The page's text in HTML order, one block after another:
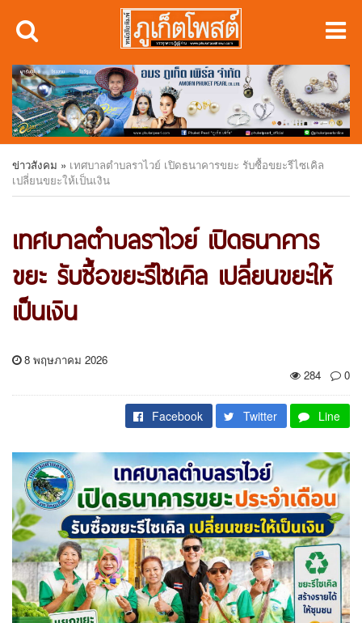
ข่าวสังคม » เทศบาลตำบลราไวย์ เปิดธนาคารขยะ รับซื้อขยะรีไซเคิล
เปลี่ยนขยะให้เป็นเงิน
เทศบาลตำบลราไวย์ เปิดธนาคาร
ขยะ รับซื้อขยะรีไซเคิล เปลี่ยนขยะให้
เป็นเงิน
8 พฤษภาคม 2026
284
0
Facebook Twitter Line